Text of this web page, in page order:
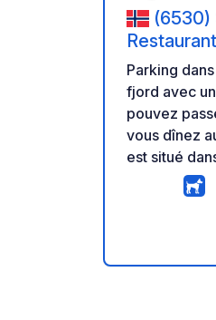
(6530)
Restaurant
Parking
fjord avec
pouvez
vous dînez
est situé
poisson et
déjeuner
propriétaire
services de